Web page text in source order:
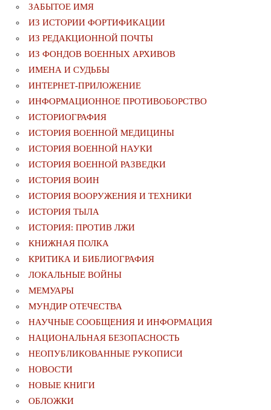
ЗАБЫТОЕ ИМЯ
ИЗ ИСТОРИИ ФОРТИФИКАЦИИ
ИЗ РЕДАКЦИОННОЙ ПОЧТЫ
ИЗ ФОНДОВ ВОЕННЫХ АРХИВОВ
ИМЕНА И СУДЬБЫ
ИНТЕРНЕТ-ПРИЛОЖЕНИЕ
ИНФОРМАЦИОННОЕ ПРОТИВОБОРСТВО
ИСТОРИОГРАФИЯ
ИСТОРИЯ ВОЕННОЙ МЕДИЦИНЫ
ИСТОРИЯ ВОЕННОЙ НАУКИ
ИСТОРИЯ ВОЕННОЙ РАЗВЕДКИ
ИСТОРИЯ ВОИН
ИСТОРИЯ ВООРУЖЕНИЯ И ТЕХНИКИ
ИСТОРИЯ ТЫЛА
ИСТОРИЯ: ПРОТИВ ЛЖИ
КНИЖНАЯ ПОЛКА
КРИТИКА И БИБЛИОГРАФИЯ
ЛОКАЛЬНЫЕ ВОЙНЫ
МЕМУАРЫ
МУНДИР ОТЕЧЕСТВА
НАУЧНЫЕ СООБЩЕНИЯ И ИНФОРМАЦИЯ
НАЦИОНАЛЬНАЯ БЕЗОПАСНОСТЬ
НЕОПУБЛИКОВАННЫЕ РУКОПИСИ
НОВОСТИ
НОВЫЕ КНИГИ
ОБЛОЖКИ